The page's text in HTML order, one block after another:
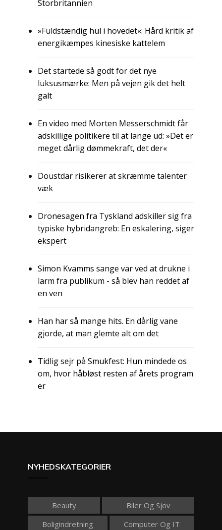
Storbritannien
»Fuldstændig hul i hovedet«: Hård kritik af
energikæmpes kinesiske kattelem
Det startede så godt for det nye
luksusmærke: Men på vejen gik det helt
galt
En video med Morten Messerschmidt får
adskillige politikere til at lange ud: »Det er
meget dårlig dømmekraft, det der«
Doustdar risikerer at skræmme talenter
væk
Dronesagen fra Tyskland adskiller sig fra
typiske hybridangreb: En eskalering, siger
ekspert
Simon Kvamms sange var ved at drukne i
larm fra publikum - så blev han reddet af
en ven
Han har så mange hits. En dårlig vane
gjorde, at man glemte alt om det
Tidlig sejr på Smukfest: Hun mindede os
om, hvor håbløst resten af årets program
er
NYHEDSKATEGORIER
Beauty
Biler Og Sjov
Boligindretning
Computer Og IT